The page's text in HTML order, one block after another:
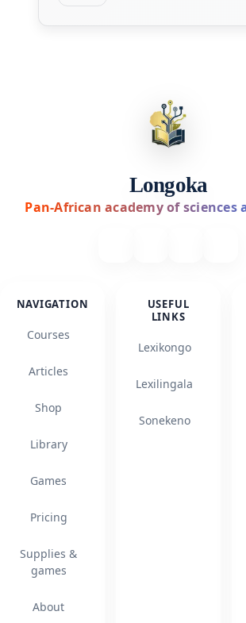
Longoka
Pan-African academy of sciences
NAVIGATION
Courses
Articles
Shop
Library
Games
Pricing
Supplies &
games
About
USEFUL
LINKS
Lexikongo
Lexilingala
Sonekeno